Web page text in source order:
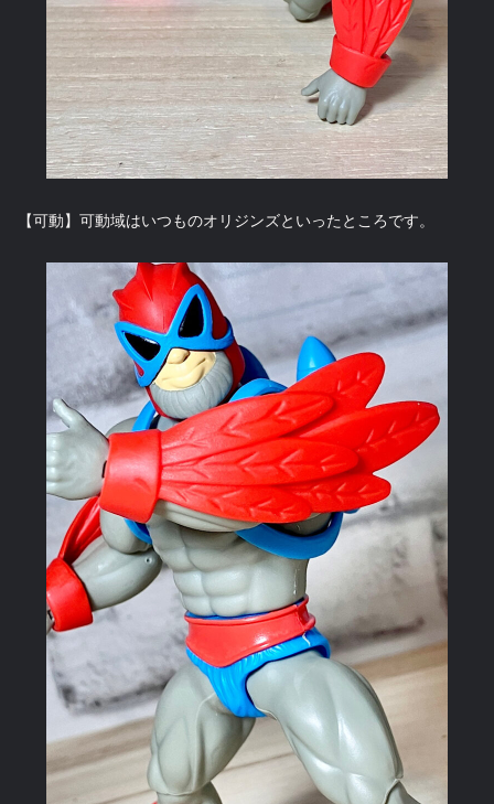
【可動】可動域はいつものオリジンズといったところです。